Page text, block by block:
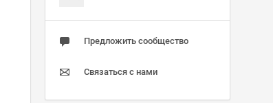
Предложить сообщество
Связаться с нами